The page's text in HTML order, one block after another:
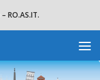
RO.AS.IT.